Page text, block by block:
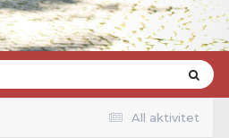
All aktivitet